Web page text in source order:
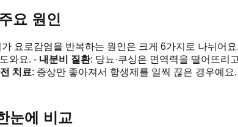
요 원인
요로감염을 반복하는 원인은 크게 6가지로 나뉘어요
와요. - 내분비 질환: 당뇨·쿠싱은 면역력을 떨어뜨리
치료: 증상만 좋아져서 항생제를 일찍 끊은 경우예요.
눈에 비교